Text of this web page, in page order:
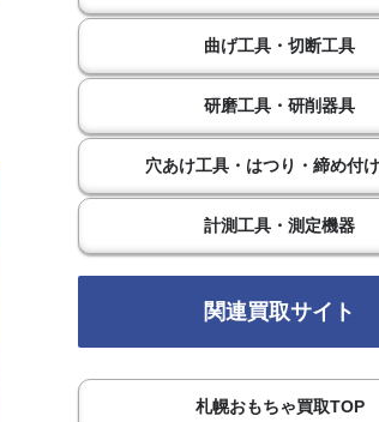
曲げ工具・切断工具
研磨工具・研削器具
穴あけ工具・はつり・締め付
計測工具・測定機器
関連買取サイト
札幌おもちゃ買取TOP